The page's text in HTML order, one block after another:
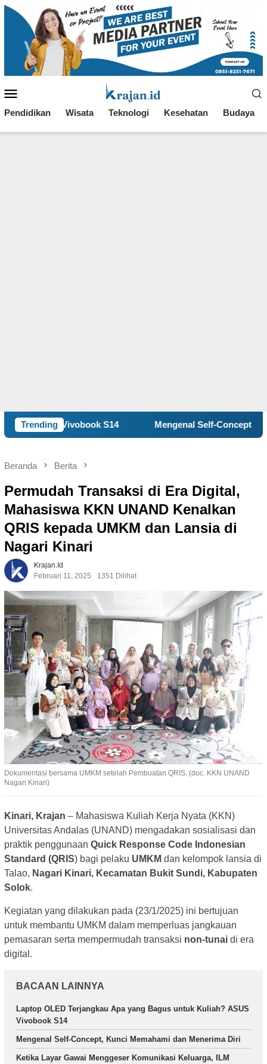
Loncat
Mobile
Pendidikan Wisata Teknologi Kesehatan Budaya
Trending
S14 Mengenal Self-Concept, Kunci Memahami
Beranda Berita
Permudah Transaksi di Era Digital,
Mahasiswa KKN UNAND Kenalkan
QRIS kepada UMKM dan Lansia di
Nagari Kinari
Krajan.id
Februari 11, 2025
1351 Dilihat
Dokumentasi bersama UMKM setelah Pembuatan QRIS. (doc. KKN UNAND
Nagari Kinari)
Kinari, Krajan – Mahasiswa Kuliah Kerja Nyata (KKN)
Universitas Andalas (UNAND) mengadakan sosialisasi dan
praktik penggunaan Quick Response Code Indonesian
Standard (QRIS) bagi pelaku UMKM dan kelompok lansia di
Talao, Nagari Kinari, Kecamatan Bukit Sundi, Kabupaten
Solok.
Kegiatan yang dilakukan pada (23/1/2025) ini bertujuan
untuk membantu UMKM dalam memperluas jangkauan
pemasaran serta mempermudah transaksi non-tunai di era
digital.
BACAAN LAINNYA
Laptop OLED Terjangkau Apa yang Bagus untuk Kuliah? ASUS
Vivobook S14
Mengenal Self-Concept, Kunci Memahami dan Menerima Diri
Ketika Layar Gawai Menggeser Komunikasi Keluarga, ILM